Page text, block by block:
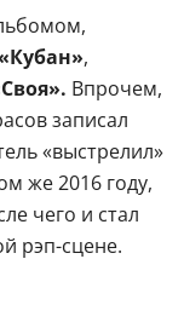
,
Впрочем,
записал
«выстрелил»
же 2016 году,
чего и стал
рэп-сцене.